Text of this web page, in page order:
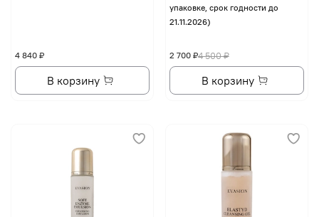
4 840 ₽
В корзину
упаковке, срок годности до
21.11.2026)
4 500 ₽
2 700 ₽
В корзину